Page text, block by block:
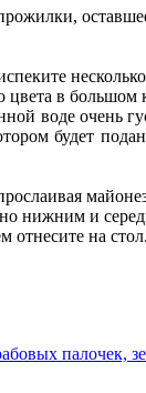
цвета в большом
воде очень
будет
нижним и
отнесите на стол.
палочек,